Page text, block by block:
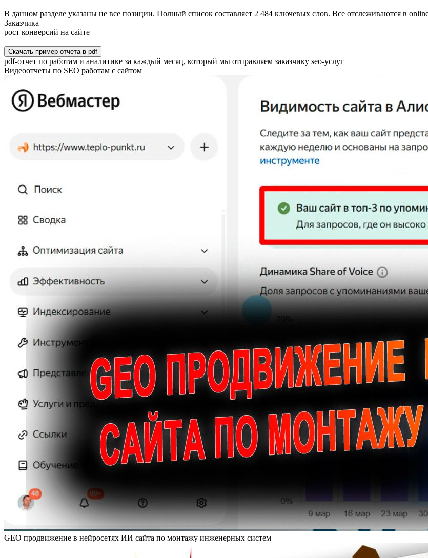
В данном разделе указаны не все позиции. Полный список составляет 2 484 ключевых слов. Все отслеживаются в
Заказчика
рост конверсий на сайте
Скачать пример отчета в pdf
pdf-отчет по работам и аналитике за каждый месяц, который мы отправляем заказчику seo-услуг
Видеоотчеты по SEO работам с сайтом
GEO продвижение в нейросетях ИИ сайта по монтажу инженерных систем